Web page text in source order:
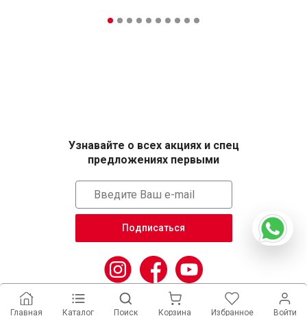
Узнавайте о всех акциях и спец
предложениях первыми
Подписаться
Главная Каталог Поиск Корзина Избранное Войти